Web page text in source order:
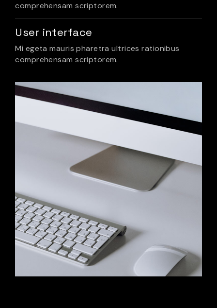
comprehensam scriptorem.
User interface
Mi egeta mauris pharetra ultrices rationibus
comprehensam scriptorem.